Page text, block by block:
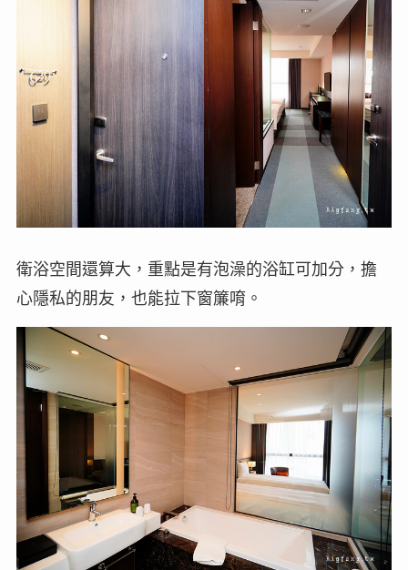
衛浴空間還算大，重點是有泡澡的浴缸可加分，擔
心隱私的朋友，也能拉下窗簾唷。